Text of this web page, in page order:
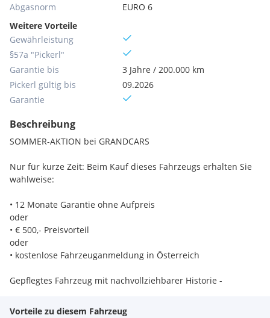
Abgasnorm
EURO 6
Weitere Vorteile
Gewährleistung
§57a "Pickerl"
Garantie bis
3 Jahre / 200.000 km
Pickerl gültig bis
09.2026
Garantie
Beschreibung
SOMMER-AKTION bei GRANDCARS
Nur für kurze Zeit: Beim Kauf dieses Fahrzeugs erhalten Sie
wahlweise:
• 12 Monate Garantie ohne Aufpreis
oder
• € 500,- Preisvorteil
oder
• kostenlose Fahrzeuganmeldung in Österreich
Gepflegtes Fahrzeug mit nachvollziehbarer Historie -
möglich.
Vorteile zu diesem Fahrzeug